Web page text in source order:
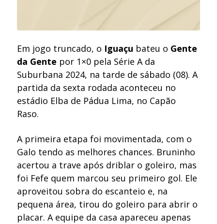
Em jogo truncado, o Iguaçu bateu o Gente
da Gente por 1×0 pela Série A da
Suburbana 2024, na tarde de sábado (08). A
partida da sexta rodada aconteceu no
estádio Elba de Pádua Lima, no Capão
Raso.
A primeira etapa foi movimentada, com o
Galo tendo as melhores chances. Bruninho
acertou a trave após driblar o goleiro, mas
foi Fefe quem marcou seu primeiro gol. Ele
aproveitou sobra do escanteio e, na
pequena área, tirou do goleiro para abrir o
placar. A equipe da casa apareceu apenas